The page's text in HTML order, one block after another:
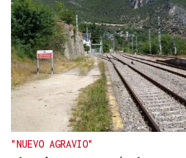
"NUEVO AGRAVIO"